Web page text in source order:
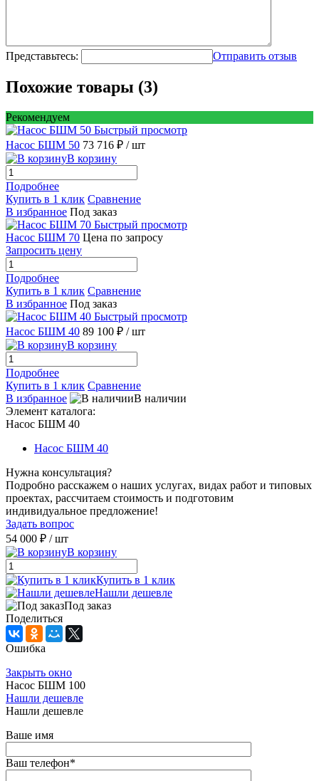
Представьтесь: Отправить отзыв
Похожие товары (3)
Рекомендуем
Быстрый просмотр
Насос БШМ 50 73 716 ₽ / шт
В корзину
Подробнее
Купить в 1 клик Сравнение
В избранное Под заказ
Быстрый просмотр
Насос БШМ 70 Цена по запросу
Запросить цену
Подробнее
Купить в 1 клик Сравнение
В избранное Под заказ
Быстрый просмотр
Насос БШМ 40 89 100 ₽ / шт
В корзину
Подробнее
Купить в 1 клик Сравнение
В избранное
В наличии
Элемент каталога:
Насос БШМ 40
Насос БШМ 40
Нужна консультация?
Подробно расскажем о наших услугах, видах работ и типовых
проектах, рассчитаем стоимость и подготовим
индивидуальное предложение!
Задать вопрос
54 000 ₽ / шт
В корзину
Купить в 1 клик
Нашли дешевле
Под заказ
Поделиться
Ошибка
Закрыть окно
Насос БШМ 100
Нашли дешевле
Нашли дешевле
Ваше имя
Ваш телефон*